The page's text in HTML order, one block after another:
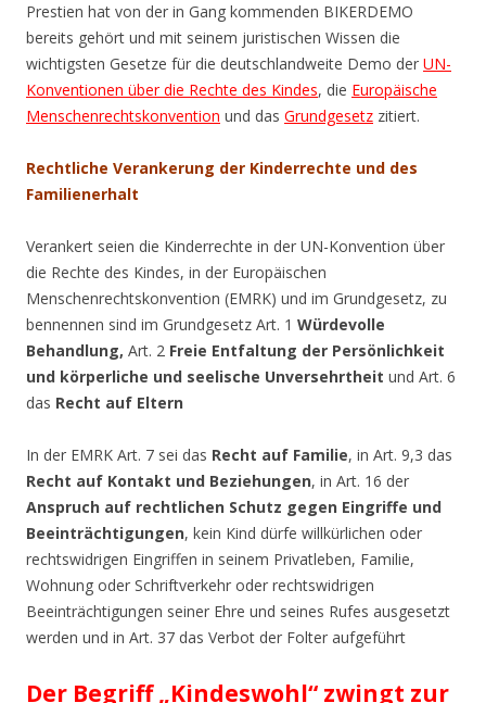
Prestien hat von der in Gang kommenden BIKERDEMO
bereits gehört und mit seinem juristischen Wissen die
wichtigsten Gesetze für die deutschlandweite Demo der UN-
Konventionen über die Rechte des Kindes, die Europäische
Menschenrechtskonvention und das Grundgesetz zitiert.
Rechtliche Verankerung der Kinderrechte und des
Familienerhalt
Verankert seien die Kinderrechte in der UN-Konvention über
die Rechte des Kindes, in der Europäischen
Menschenrechtskonvention (EMRK) und im Grundgesetz, zu
bennennen sind im Grundgesetz Art. 1 Würdevolle
Behandlung, Art. 2 Freie Entfaltung der Persönlichkeit
und körperliche und seelische Unversehrtheit und Art. 6
das Recht auf Eltern
In der EMRK Art. 7 sei das Recht auf Familie, in Art. 9,3 das
Recht auf Kontakt und Beziehungen, in Art. 16 der
Anspruch auf rechtlichen Schutz gegen Eingriffe und
Beeinträchtigungen, kein Kind dürfe willkürlichen oder
rechtswidrigen Eingriffen in seinem Privatleben, Familie,
Wohnung oder Schriftverkehr oder rechtswidrigen
Beeinträchtigungen seiner Ehre und seines Rufes ausgesetzt
werden und in Art. 37 das Verbot der Folter aufgeführt
Der Begriff „Kindeswohl“ zwingt zur